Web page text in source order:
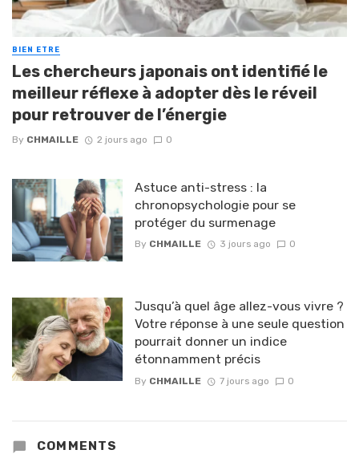
BIEN ETRE
Les chercheurs japonais ont identifié le
meilleur réflexe à adopter dès le réveil
pour retrouver de l’énergie
By CHMAILLE 2 jours ago 0
Astuce anti-stress : la
chronopsychologie pour se
protéger du surmenage
By CHMAILLE 3 jours ago 0
Jusqu’à quel âge allez-vous vivre ?
Votre réponse à une seule question
pourrait donner un indice
étonnamment précis
By CHMAILLE 7 jours ago 0
COMMENTS